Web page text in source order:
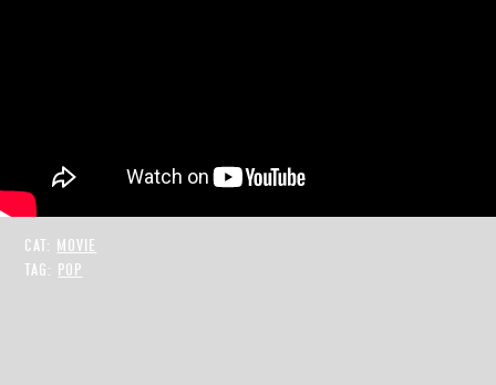
CAT: MOVIE
TAG: POP